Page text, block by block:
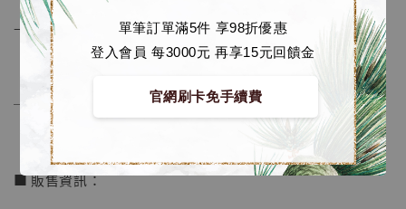
單筆訂單滿5件 享98折優惠
登入會員 每3000元 再享15元回饋金
官網刷卡免手續費
– 材質為 PU, 樹脂
──────────────
■ 販售資訊：